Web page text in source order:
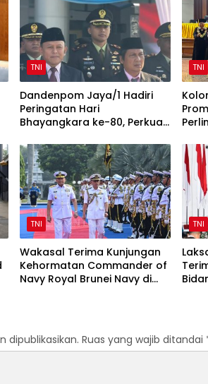
TNI
Dandenpom Jaya/1 Hadiri
Peringatan Hari
Bhayangkara ke-80, Perkuat
TNI
TNI
Wakasal Terima Kunjungan
Kehormatan Commander of
Navy Royal Brunei Navy di
TNI
dipublikasikan. Ruas yang wajib ditandai